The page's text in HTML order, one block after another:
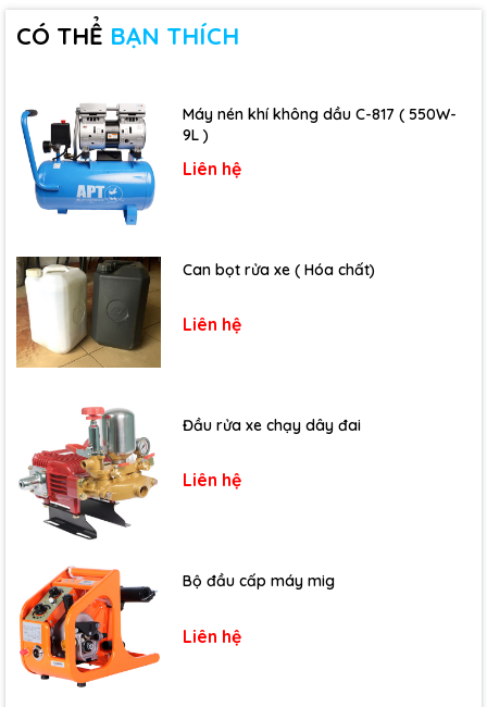
CÓ THỂ BẠN THÍCH
Máy nén khí không dầu C-817 ( 550W-
9L )
Liên hệ
Can bọt rửa xe ( Hóa chất)
Liên hệ
Đầu rửa xe chạy dây đai
Liên hệ
Bộ đầu cấp máy mig
Liên hệ